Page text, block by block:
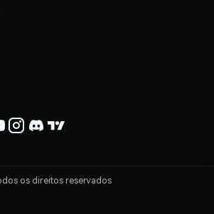
os direitos reservados